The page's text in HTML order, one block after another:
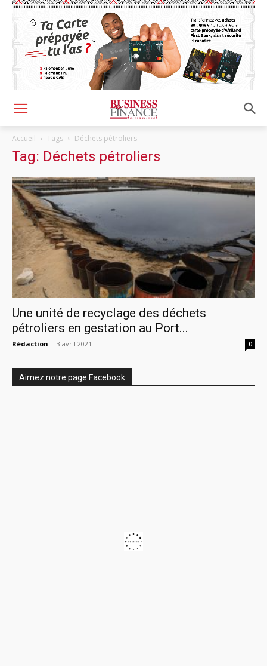
Accueil Tags Déchets pétroliers
Tag: Déchets pétroliers
Une unité de recyclage des déchets
pétroliers en gestation au Port...
Rédaction - 3 avril 2021 0
Aimez notre page Facebook